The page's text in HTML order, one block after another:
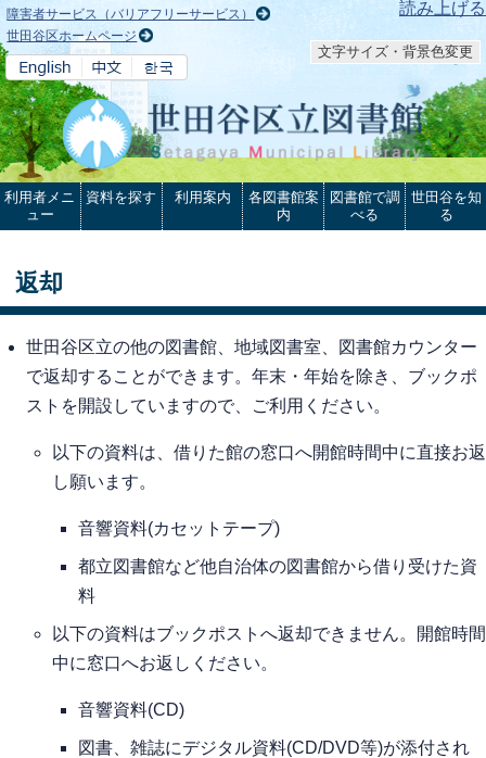
本文へ 読み上げる
障害者サービス（バリアフリーサービス）
世田谷区ホームページ
文字サイズ・背景色変更
利用者メニ
ュー
資料を探す 利用案内
各図書館案
内
図書館で調
べる
世田谷を知
る
返却
世田谷区立の他の図書館、地域図書室、図書館カウンター
で返却することができます。年末・年始を除き、ブックポ
ストを開設していますので、ご利用ください。
以下の資料は、借りた館の窓口へ開館時間中に直接お返
し願います。
音響資料(カセットテープ)
都立図書館など他自治体の図書館から借り受けた資
料
以下の資料はブックポストへ返却できません。開館時間
中に窓口へお返しください。
音響資料(CD)
図書、雑誌にデジタル資料(CD/DVD等)が添付され